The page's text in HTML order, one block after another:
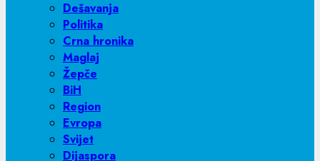
Dešavanja
Politika
Crna hronika
Maglaj
Žepče
BiH
Region
Evropa
Svijet
Dijaspora